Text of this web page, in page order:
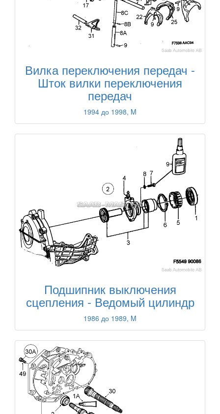
Вилка переключения передач -
Шток вилки переключения
передач
1994 до 1998, M
Подшипник выключения
сцепления - Ведомый цилиндр
1986 до 1989, M